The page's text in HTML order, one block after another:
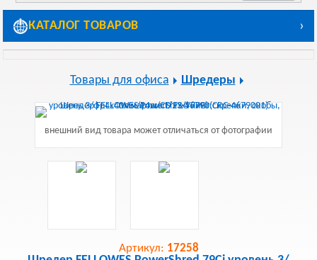
КАТАЛОГ ТОВАРОВ ›
Товары для офиса Шредеры
внешний вид товара может отличаться от фотографии
Артикул: 17258